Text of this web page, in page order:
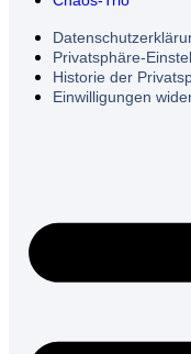
Privatsphäre-
Historie der
Einwilligungen